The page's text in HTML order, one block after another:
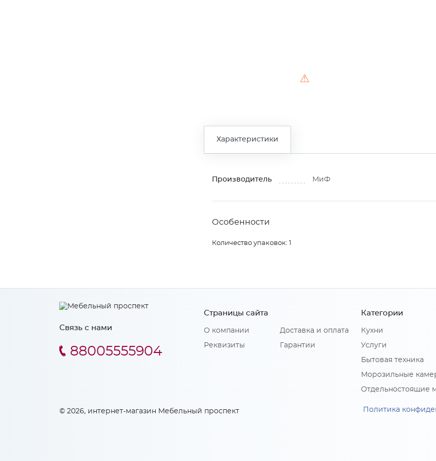
⚠
Характеристики
Производитель МиФ
Особенности
Количество упаковок: 1
Связь с нами
88005555904
Страницы сайта
О компании
Реквизиты
Доставка и оплата
Гарантии
Категории
Кухни
Услуги
Бытовая техника
Морозильные
Отдельностоящие
© 2026, интернет-магазин Мебельный проспект Политика